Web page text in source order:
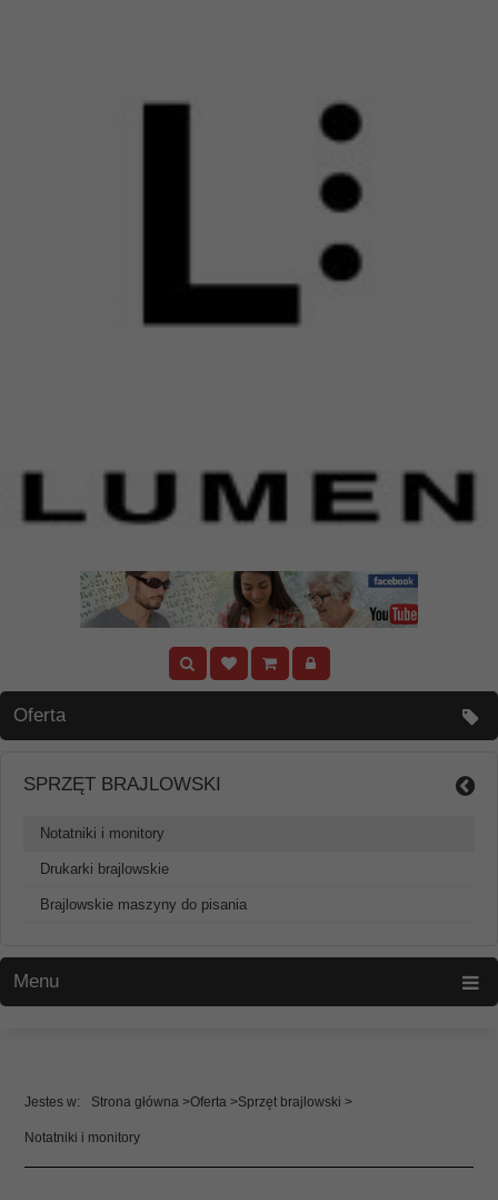
Oferta
SPRZĘT BRAJLOWSKI
Notatniki i monitory
Drukarki brajlowskie
Brajlowskie maszyny do pisania
Menu
Strona główna Oferta Sprzęt brajlowski
Notatniki i monitory